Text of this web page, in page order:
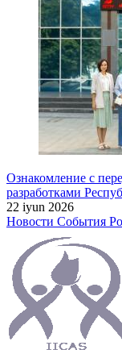
Ознакомление с
разработками
22 iyun 2026
Новости События